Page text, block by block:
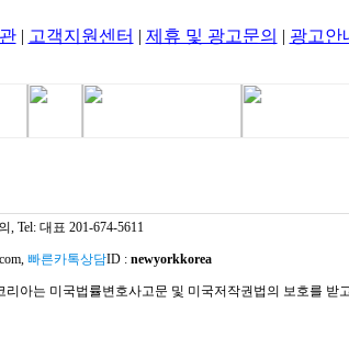
| 고객지원센터 | 제휴 및 광고문의 | 광고안
, Tel: 대표 201-674-5611
빠른카톡상담ID : newyorkkorea
아는 미국법률변호사고문 및 미국저작권법의 보호를 받